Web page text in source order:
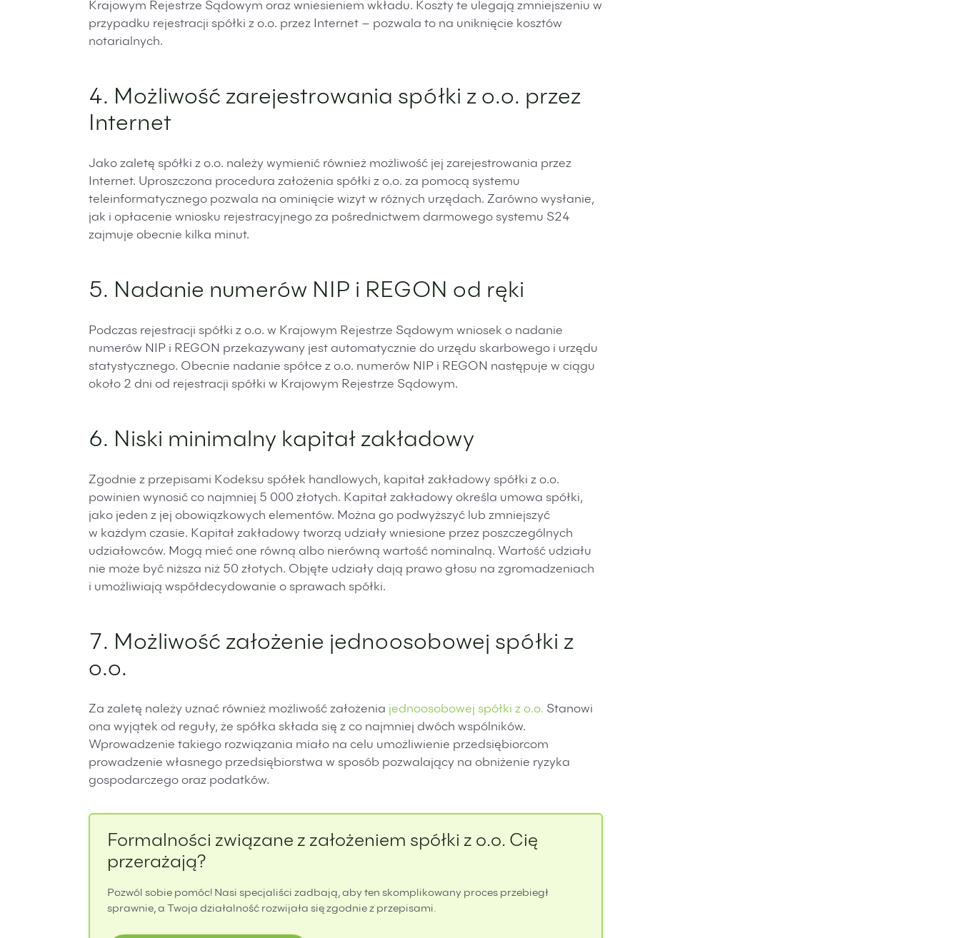
Krajowym Rejestrze Sądowym oraz wniesieniem wkładu. Koszty te ulegają zmniejszeniu w
przypadku rejestracji spółki z o.o. przez Internet – pozwala to na uniknięcie kosztów
notarialnych.
4. Możliwość zarejestrowania spółki z o.o. przez
Internet
Jako zaletę spółki z o.o. należy wymienić również możliwość jej zarejestrowania przez
Internet. Uproszczona procedura założenia spółki z o.o. za pomocą systemu
teleinformatycznego pozwala na ominięcie wizyt w różnych urzędach. Zarówno wysłanie,
jak i opłacenie wniosku rejestracyjnego za pośrednictwem darmowego systemu S24
zajmuje obecnie kilka minut.
5. Nadanie numerów NIP i REGON od ręki
Podczas rejestracji spółki z o.o. w Krajowym Rejestrze Sądowym wniosek o nadanie
numerów NIP i REGON przekazywany jest automatycznie do urzędu skarbowego i urzędu
statystycznego. Obecnie nadanie spółce z o.o. numerów NIP i REGON następuje w ciągu
około 2 dni od rejestracji spółki w Krajowym Rejestrze Sądowym.
6. Niski minimalny kapitał zakładowy
Zgodnie z przepisami Kodeksu spółek handlowych, kapitał zakładowy spółki z o.o.
powinien wynosić co najmniej 5 000 złotych. Kapitał zakładowy określa umowa spółki,
jako jeden z jej obowiązkowych elementów. Można go podwyższyć lub zmniejszyć
w każdym czasie. Kapitał zakładowy tworzą udziały wniesione przez poszczególnych
udziałowców. Mogą mieć one równą albo nierówną wartość nominalną. Wartość udziału
nie może być niższa niż 50 złotych. Objęte udziały dają prawo głosu na zgromadzeniach
i umożliwiają współdecydowanie o sprawach spółki.
7. Możliwość założenie jednoosobowej spółki z
o.o.
Za zaletę należy uznać również możliwość założenia jednoosobowej spółki z o.o. Stanowi
ona wyjątek od reguły, że spółka składa się z co najmniej dwóch wspólników.
Wprowadzenie takiego rozwiązania miało na celu umożliwienie przedsiębiorcom
prowadzenie własnego przedsiębiorstwa w sposób pozwalający na obniżenie ryzyka
gospodarczego oraz podatków.
Formalności związane z założeniem spółki z o.o. Cię
przerażają?
Pozwól sobie pomóc! Nasi specjaliści zadbają, aby ten skomplikowany proces przebiegł
sprawnie, a Twoja działalność rozwijała się zgodnie z przepisami.